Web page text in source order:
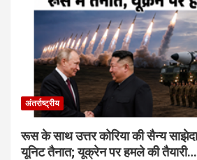
अंतर्राष्ट्रीय
रूस के साथ उत्तर कोरिया की सैन्य
यूनिट तैनात; यूक्रेन पर हमले की तैयारी…